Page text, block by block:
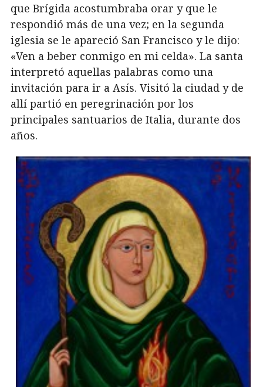
que Brígida acostumbraba orar y que le
respondió más de una vez; en la segunda
iglesia se le apareció San Francisco y le dijo:
«Ven a beber conmigo en mi celda». La santa
interpretó aquellas palabras como una
invitación para ir a Asís. Visitó la ciudad y de
allí partió en peregrinación por los
principales santuarios de Italia, durante dos
años.